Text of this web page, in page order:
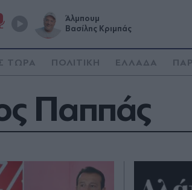
Άλμπουμ
Βασίλης Κριμπάς
ΤΩΡΑ ΠΟΛΙΤΙΚΗ ΕΛΛΑΔΑ
Παππάς